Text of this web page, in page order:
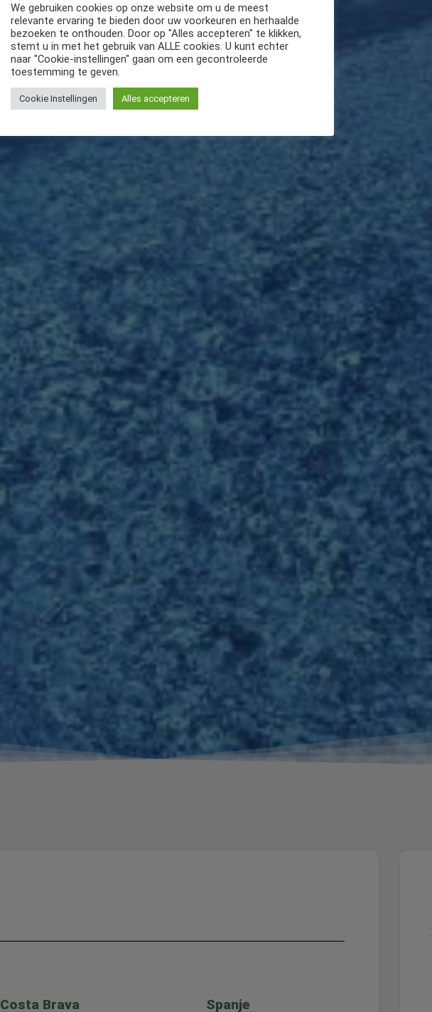
Costa Brava Spanje
We gebruiken cookies op onze website om u de meest
relevante ervaring te bieden door uw voorkeuren en herhaalde
bezoeken te onthouden. Door op "Alles accepteren" te klikken,
stemt u in met het gebruik van ALLE cookies. U kunt echter
naar "Cookie-instellingen" gaan om een gecontroleerde
toestemming te geven.
Cookie Instellingen Alles accepteren